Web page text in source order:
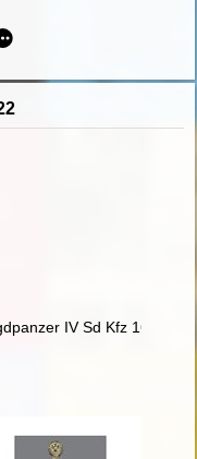
opozycji do idei
lat diecezji opolskiej
IV Sd Kfz 162